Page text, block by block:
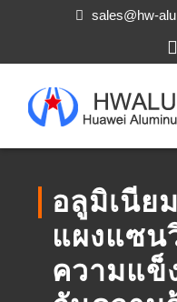
sales@hw-
อลูมิเนีย
แผงแซน
ความแข็